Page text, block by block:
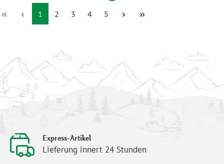
Seite
1 Seite
2 Seite
3 Seite
4 Seite
5
Express-Artikel
Lieferung innert 24 Stunden